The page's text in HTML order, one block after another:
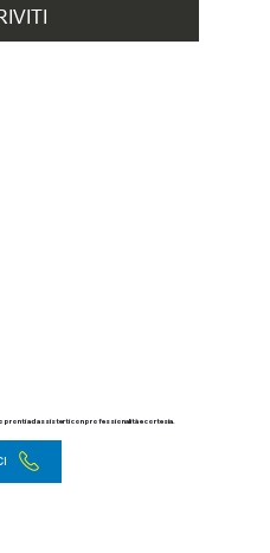
pronti ad assisterti con professionalità e cortesia.